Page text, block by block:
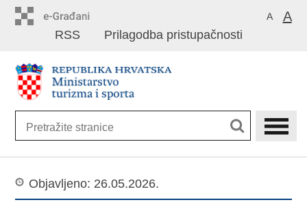
sadržaj
A A
Prilagodba pristupačnosti
RSS
Objavljeno: 26.05.2026.